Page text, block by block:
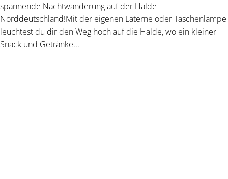
spannende Nachtwanderung auf der Halde
Norddeutschland!Mit der eigenen Laterne oder Taschenlampe
leuchtest du dir den Weg hoch auf die Halde, wo ein kleiner
Snack und Getränke...